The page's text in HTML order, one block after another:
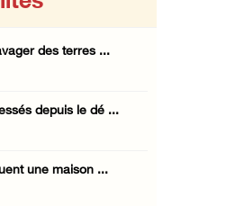
des terres ...
depuis le dé ...
une maison ...